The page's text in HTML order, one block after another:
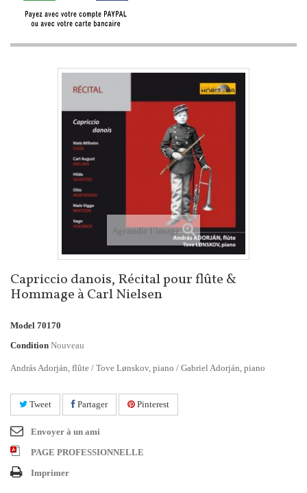
Agrandir l'image
Capriccio danois, Récital pour flûte &
Hommage à Carl Nielsen
Model 70170
Condition Nouveau
András Adorján, flûte / Tove Lønskov, piano / Gabriel Adorján, piano
Tweet Partager Pinterest
Envoyer à un ami
PAGE PROFESSIONNELLE
Imprimer